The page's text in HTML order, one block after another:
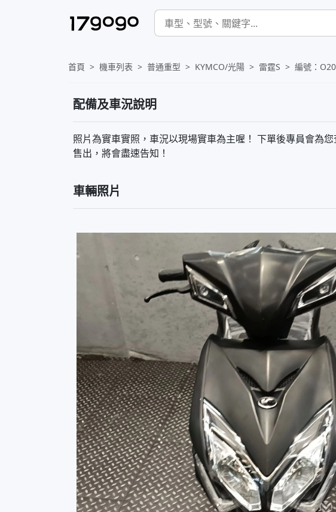
首頁 機車列表 普通重型 KYMCO/光陽 雷霆S 編號：
配備及車況說明
照片為實車實照，車況以現場實車為主喔！ 下單後專員會為
售出，將會盡速告知！
車輛照片